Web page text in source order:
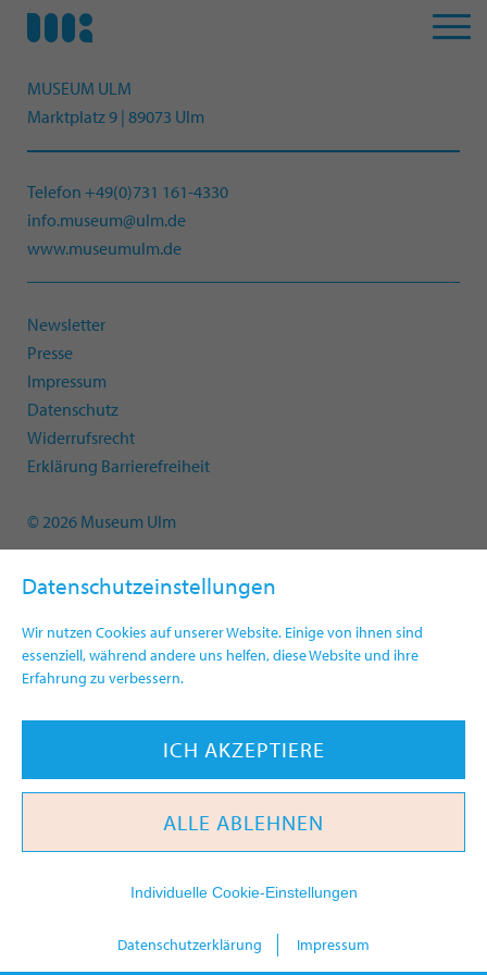
Datenschutzeinstellungen
Wir nutzen Cookies auf unserer Website. Einige von ihnen sind
essenziell, während andere uns helfen, diese Website und ihre
Erfahrung zu verbessern.
ICH AKZEPTIERE
ALLE ABLEHNEN
Individuelle Cookie-Einstellungen
Datenschutzerklärung Impressum
MUSEUM ULM
Marktplatz 9 | 89073 Ulm
Telefon +49(0)731 161-4330
info.museum@ulm.de
www.museumulm.de
Newsletter
Presse
Impressum
Datenschutz
Widerrufsrecht
Erklärung Barrierefreiheit
© 2026 Museum Ulm